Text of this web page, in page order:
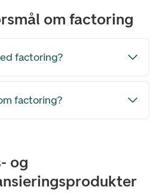
om factoring
factoring?
factoring?
og